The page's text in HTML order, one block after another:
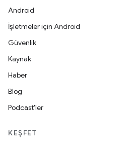
Android
İşletmeler için Android
Güvenlik
Kaynak
Haber
Blog
Podcast'ler
KEŞFET